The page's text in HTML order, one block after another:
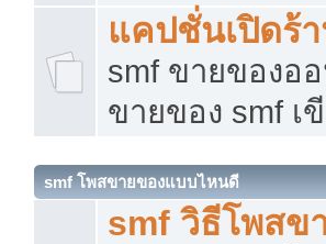
แคปชั่นเปิดร้
smf ขายของอ
ขายของ smf เ
smf โพสขายของแบบไหนดี
smf วิธีโพสข